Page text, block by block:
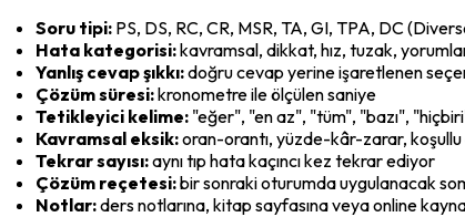
Soru tipi: PS, DS, RC, CR, MSR, TA, GI, TPA, DC
Hata kategorisi: kavramsal, dikkat, hız, tuzak,
Yanlış cevap şıkkı: doğru cevap yerine işaretlenen
Çözüm süresi: kronometre ile ölçülen saniye
Tetikleyici kelime: "eğer", "en az", "tüm", "bazı",
Kavramsal eksik: oran-orantı, yüzde-kâr-zarar, koşullu
Tekrar sayısı: aynı tıp hata kaçıncı kez tekrar ediyor
Çözüm reçetesi: bir sonraki oturumda uygulanacak
Notlar: ders notlarına, kitap sayfasına veya online